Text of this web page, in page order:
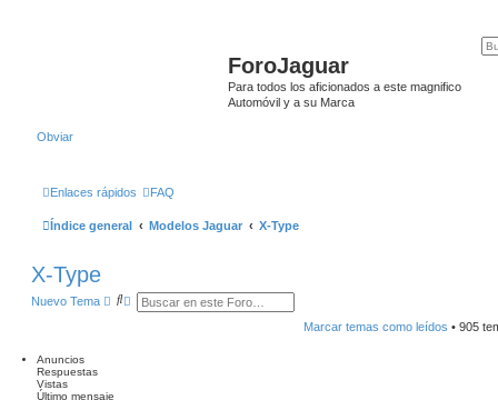
ForoJaguar
Para todos los aficionados a este magnifico
Automóvil y a su Marca
Obviar
Enlaces rápidos FAQ
Índice general Modelos Jaguar X-Type
X-Type
Nuevo Tema
B B
Marcar temas como leídos • 905
Anuncios
Respuestas
Vistas
Último mensaje